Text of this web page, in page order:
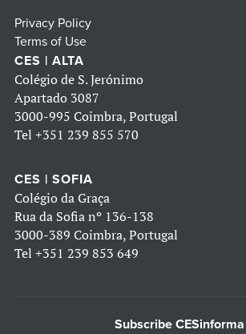
Privacy Policy
Terms of Use
CES | ALTA
Colégio de S. Jerónimo
Apartado 3087
3000-995 Coimbra, Portugal
Tel +351 239 855 570
CES | SOFIA
Colégio da Graça
Rua da Sofia nº 136-138
3000-389 Coimbra, Portugal
Tel +351 239 853 649
Subscribe CESinforma